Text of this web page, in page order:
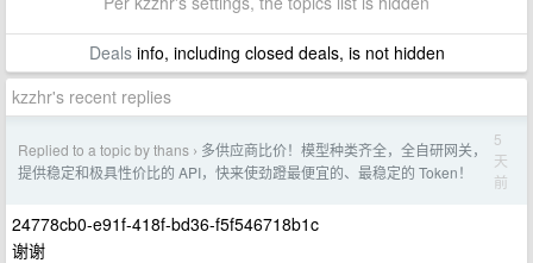
Dealsinfo, including closed deals, is not hidden
kzzhr's recent replies
Replied to a topic by thans › 多供应商比价！模型种类齐全，全自研网关，
提供稳定和极具性价比的 API，快来使劲蹬最便宜的、最稳定的 Token！
5
天
前
24778cb0-e91f-418f-bd36-f5f546718b1c
谢谢